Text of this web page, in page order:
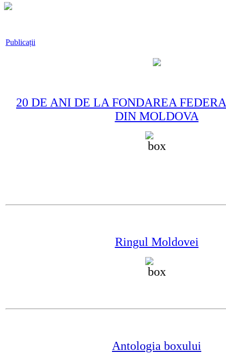
Publicații
20 DE ANI DE LA FONDAREA
DIN MOLDOVA
Ringul Moldovei
Antologia boxului